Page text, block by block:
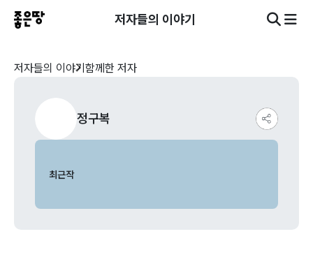
저자들의 이야기
저자들의 이야기 함께한 저자
정구복
최근작